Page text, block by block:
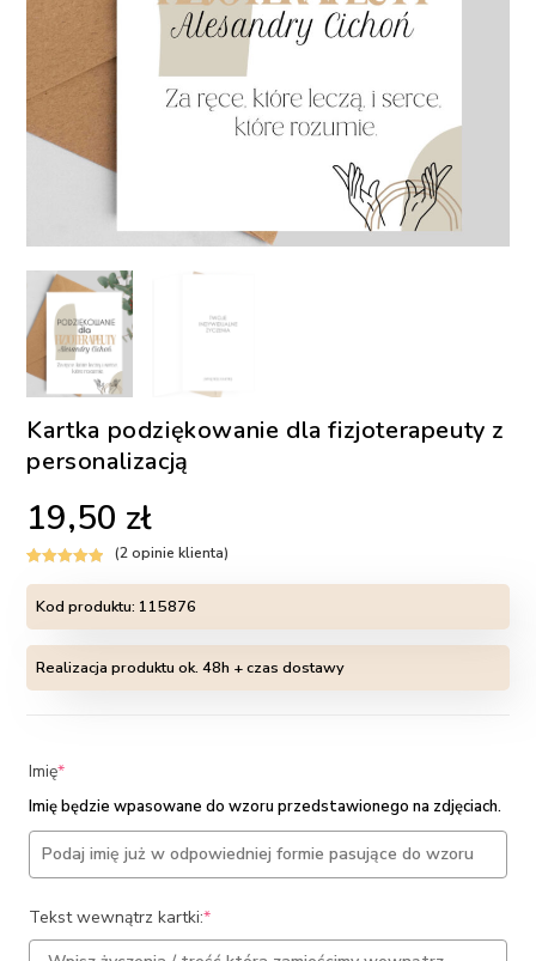
Kartka podziękowanie dla fizjoterapeuty z
personalizacją
19,50 zł
5.00
na 5 na
podstawie
ocen
klientów
(2opinie klienta)
Kod produktu: 115876
Realizacja produktu ok. 48h + czas dostawy
Imię*(required)
Imię będzie wpasowane do wzoru przedstawionego na zdjęciach.
Tekst wewnątrz kartki:*(required)